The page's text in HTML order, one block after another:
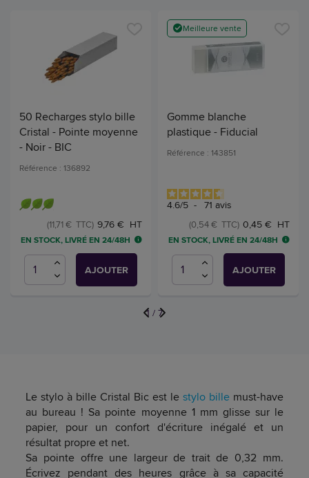
50 Recharges stylo bille
Cristal - Pointe moyenne
- Noir - BIC
Référence : 136892
9,76 € HT
(11,71 € TTC)
EN STOCK, LIVRÉ EN 24/48H
AJOUTER
Meilleure vente
Gomme blanche
plastique - Fiducial
Référence : 143851
4.6/5 - 71 avis
0,45 € HT
(0,54 € TTC)
EN STOCK, LIVRÉ EN 24/48H
AJOUTER
1 / 7
Le stylo à bille Cristal Bic est le stylo billemust-have
au bureau ! Sa pointe moyenne 1 mm glisse sur le
papier, pour un confort d'écriture inégalé et un
résultat propre et net.
Sa pointe offre une largeur de trait de 0,32 mm.
Écrivez pendant des heures grâce à sa capacité